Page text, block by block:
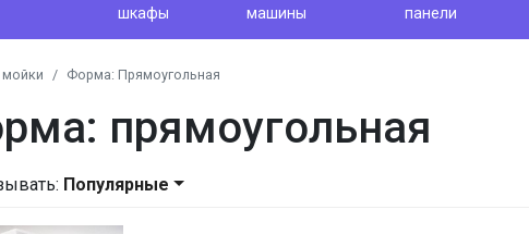
шкафы
машины
панели
Форма: Прямоугольная
прямоугольная
Популярные